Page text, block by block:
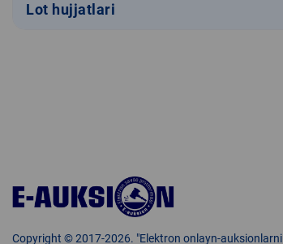
Lot hujjatlari
Copyright © 2017-2026. "Elektron onlayn-auksionlarni